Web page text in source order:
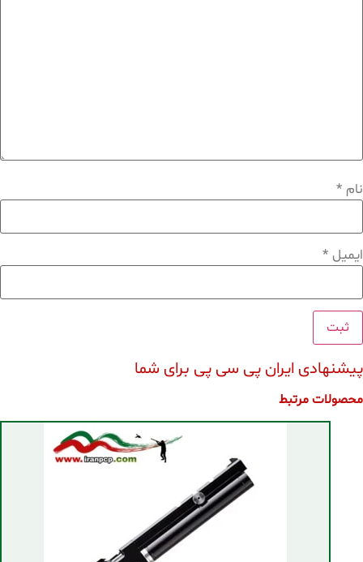
نام *
ایمیل *
پیشنهادی ایران پی سی پی برای شما
محصولات مرتبط